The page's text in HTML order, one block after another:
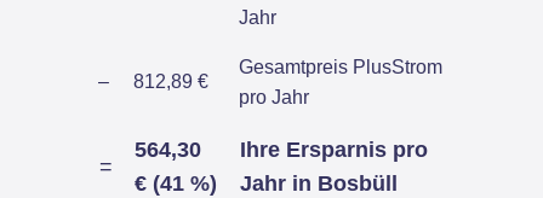
Jahr
– 812,89 €
Gesamtpreis PlusStrom
pro Jahr
=
564,30
€ (41 %)
Ihre Ersparnis pro
Jahr in Bosbüll